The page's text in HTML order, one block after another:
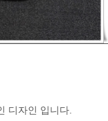
디자인 입니다.